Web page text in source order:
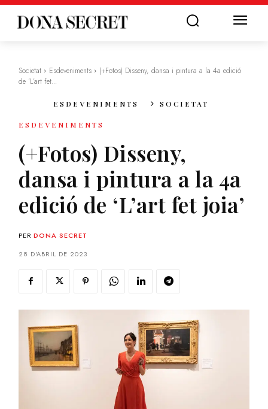
Societat Esdeveniments
(+Fotos) Disseny, dansa i pintura a la 4a edició
de ‘L’art fet...
ESDEVENIMENTS SOCIETAT
ESDEVENIMENTS
(+Fotos) Disseny,
dansa i pintura a la 4a
edició de ‘L’art fet joia’
PER DONA SECRET
28 D'ABRIL DE 2023